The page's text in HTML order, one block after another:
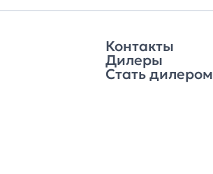
Контакты
Дилеры
Стать дилером